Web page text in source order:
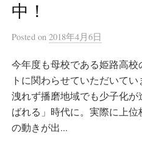
中！
Posted on 2018年4月6日
今年度も母校である姫路高
トに関わらせていただいて
洩れず播磨地域でも少子化
ばれる」時代に。実際に上
の動きが出...